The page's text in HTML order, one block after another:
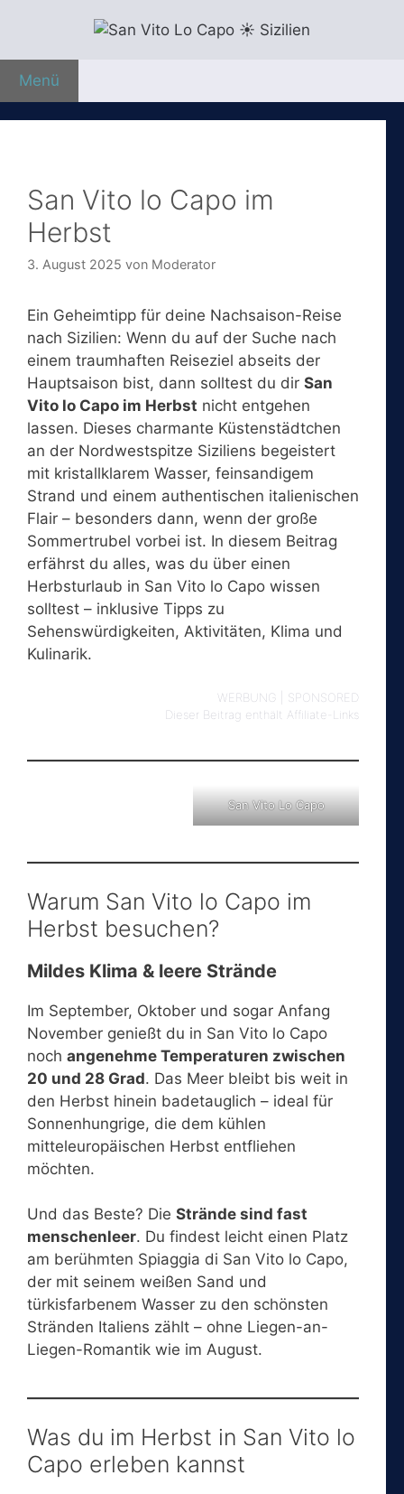
springen
Menü
San Vito lo Capo im
Herbst
3. August 2025 von Moderator
Ein Geheimtipp für deine Nachsaison-Reise
nach Sizilien: Wenn du auf der Suche nach
einem traumhaften Reiseziel abseits der
Hauptsaison bist, dann solltest du dir San
Vito lo Capo im Herbst nicht entgehen
lassen. Dieses charmante Küstenstädtchen
an der Nordwestspitze Siziliens begeistert
mit kristallklarem Wasser, feinsandigem
Strand und einem authentischen italienischen
Flair – besonders dann, wenn der große
Sommertrubel vorbei ist. In diesem Beitrag
erfährst du alles, was du über einen
Herbsturlaub in San Vito lo Capo wissen
solltest – inklusive Tipps zu
Sehenswürdigkeiten, Aktivitäten, Klima und
Kulinarik.
WERBUNG | SPONSORED
Dieser Beitrag enthält Affiliate-Links
San Vito Lo Capo
Warum San Vito lo Capo im
Herbst besuchen?
Mildes Klima & leere Strände
Im September, Oktober und sogar Anfang
November genießt du in San Vito lo Capo
noch angenehme Temperaturen zwischen
20 und 28 Grad. Das Meer bleibt bis weit in
den Herbst hinein badetauglich – ideal für
Sonnenhungrige, die dem kühlen
mitteleuropäischen Herbst entfliehen
möchten.
Und das Beste? Die Strände sind fast
menschenleer. Du findest leicht einen Platz
am berühmten Spiaggia di San Vito lo Capo,
der mit seinem weißen Sand und
türkisfarbenem Wasser zu den schönsten
Stränden Italiens zählt – ohne Liegen-an-
Liegen-Romantik wie im August.
Was du im Herbst in San Vito lo
Capo erleben kannst